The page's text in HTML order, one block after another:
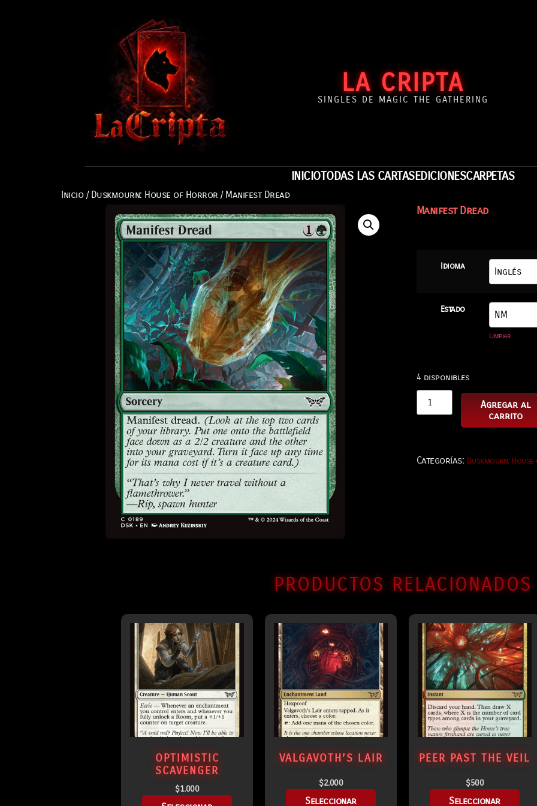
LA CRIPTA
SINGLES DE MAGIC THE GATHERING
INICIOTODAS LAS CARTASEDICIONESCARPETAS
Inicio/ Duskmourn: House of Horror / Manifest Dread
Manifest Dread
Idioma
Estado
Limpiar
4 disponibles
Agregar al
carrito
Categorías: Duskmourn:
PRODUCTOS RELACIONADOS
OPTIMISTIC
SCAVENGER
$1.000
VALGAVOTH’S LAIR
$2.000
Seleccionar
PEER PAST THE VEIL
$500
Seleccionar